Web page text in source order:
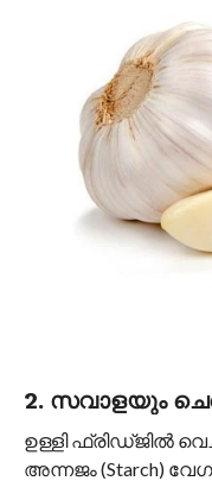
2. സവാളയും
ഉള്ളി ഫ്രിഡ്ജിൽ
അന്നജം (Starch)